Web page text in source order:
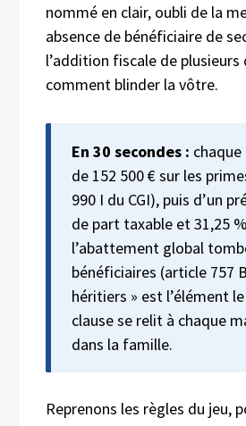
nommé en clair, oubli de la
absence de bénéficiaire de
l’addition fiscale de plusieurs
comment blinder la vôtre.
En 30 secondes :
de 152 500 € sur les
990 I du CGI), puis d’un
de part taxable et 31,25
l’abattement global
bénéficiaires (article 757
héritiers » est l’élément
clause se relit à chaque
dans la famille.
Reprenons les règles du jeu,